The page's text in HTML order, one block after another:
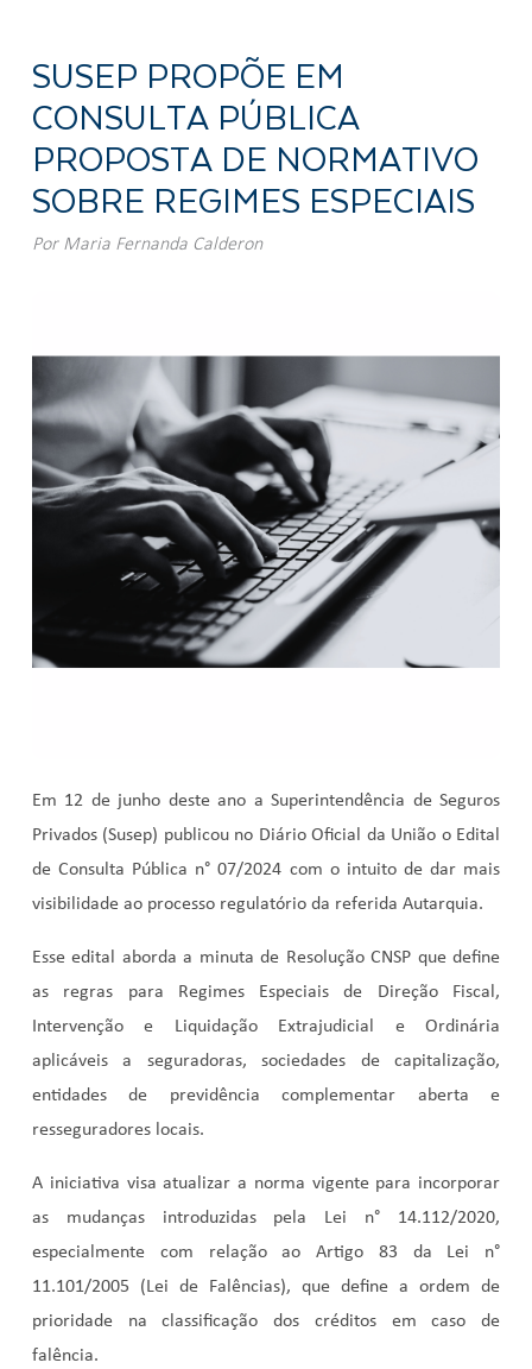
SUSEP PROPÕE EM
CONSULTA PÚBLICA
PROPOSTA DE NORMATIVO
SOBRE REGIMES ESPECIAIS
Por Maria Fernanda Calderon
Em 12 de junho deste ano a Superintendência de Seguros
Privados (Susep) publicou no Diário Oficial da União o Edital
de Consulta Pública n° 07/2024 com o intuito de dar mais
visibilidade ao processo regulatório da referida Autarquia.
Esse edital aborda a minuta de Resolução CNSP que define
as regras para Regimes Especiais de Direção Fiscal,
Intervenção e Liquidação Extrajudicial e Ordinária
aplicáveis a seguradoras, sociedades de capitalização,
entidades de previdência complementar aberta e
resseguradores locais.
A iniciativa visa atualizar a norma vigente para incorporar
as mudanças introduzidas pela Lei n° 14.112/2020,
especialmente com relação ao Artigo 83 da Lei n°
11.101/2005 (Lei de Falências), que define a ordem de
prioridade na classificação dos créditos em caso de
falência.